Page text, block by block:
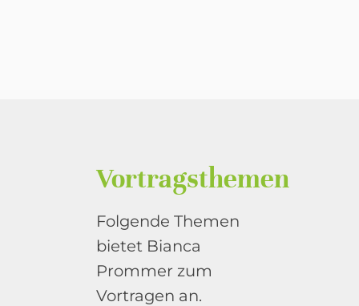
Vortragsthemen
Folgende Themen
bietet Bianca
Prommer zum
Vortragen an.